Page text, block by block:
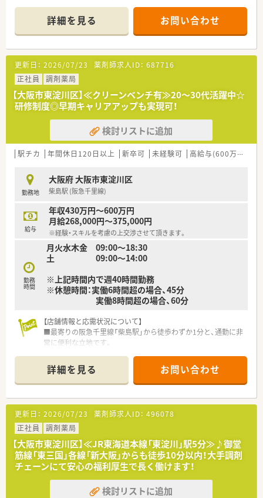
す。
併設店舗ではなく、純粋な調剤薬局も40店舗以上展開してい
ます！20店舗が病院門前の出店です。
■全売上の20％を調剤でカバーできるような経営方針を取って
おり、今後も調剤薬局を新規・併設化で増やしていく為、積極的
に薬剤師を募集されています。
医師の訪問診療に同行する形式の在宅医療にも挑戦しており、
活躍の場も広いです。
■非常に離職率が低いため、新卒の20代～60代と幅広いご年齢
層の方がご活躍中！
■ラウンダー薬剤師さんが20名以上おり、別でエリアマネージ
ャー様もいるので、急なお休みや急な応援体制などはしっかりと
対応を頂けます。
■阪急「上新庄駅」が最寄のOTC店舗です。
■残業が発生する場合、残業代は1分単位でつくため、サービス
残業がないよう会社としても取り組まれています。
■20代～50代の様々な年代の方が在籍されており、刺激し合え
る環境が整っております♪
■カウンセリングに力をいれており、ゆとりをもって患者様対応
が出来る環境を整えています。
＜ 大手ならではの充実の福利厚生！ ＞
設を法人価格での利用・購入、社員買い物割引など・・・載せ切れな
いほど多くの福利厚生がございます！
■2か月に一度、本社で疾患別の勉強会を実施！参加は任意です
詳細を見る お問い合わせ
更新日： 2026/07/23 薬剤師求人ID： 687716
正社員
調剤薬局
【大阪市東淀川区】≪クリーンベンチ有≫20～30代活躍中☆
研修制度◎早期キャリアアップも実現可！
検討リストに追加
駅チカ 年間休日120日以上 新卒可 未経験可 高給与(600万円以上)
勤務地
大阪府 大阪市東淀川区
柴島駅 (阪急千里線)
給与
年収430万円～600万円
月給268,000円～375,000円
※経験・スキルを考慮の上交渉させて頂きます。
勤務
時間
月火水木金 09:00～18:30
土 09:00～14:00
※上記時間内で週40時間勤務
※休憩時間：実働6時間超の場合、45分
実働8時間超の場合、60分
【店舗情報と応需状況について】
■最寄りの阪急千里線「柴島駅」から徒歩わずか1分と、通勤に非
常に便利な立地です。
務が可能です。
■医薬品の採用品目数は1,200品目と多く、幅広い処方箋に対応
するスキルが身につきます。
≪こんな会社です≫
■大阪市内・兵庫県に11店舗展開する調剤薬局です。
【法人特徴について】
■大阪府に本社を置くドラッグストアで、調剤併設店と調剤専門
店を積極的に展開しています。
■調剤部門の売上比率を高める方針があり、調剤専門薬局も40
店舗以上運営しています。
■カウンセリングを重視しており、お客様や患者様とのコミュニ
ケーションを大切にする企業風土です。
詳細を見る お問い合わせ
更新日： 2026/07/23 薬剤師求人ID： 496078
正社員
調剤薬局
【大阪市東淀川区】≪JR東海道本線「東淀川」駅5分≫♪御堂
筋線「東三国」各線「新大阪」からも徒歩10分以内！大手調剤
チェーンにて安心の福利厚生で長く働けます！
検討リストに追加